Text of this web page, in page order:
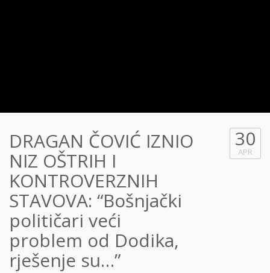
DRAGAN ČOVIĆ IZNIO
NIZ OŠTRIH I
KONTROVERZNIH
STAVOVA: “Bošnjački
političari veći
problem od Dodika,
rješenje su…”
30
APR